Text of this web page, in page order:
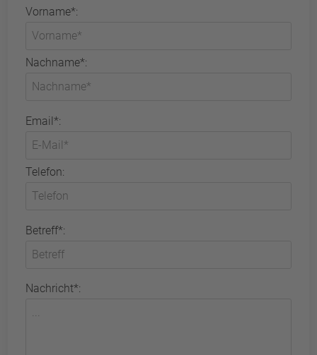
Vorname*:
Nachname*:
Email*:
Telefon:
Betreff*:
Nachricht*: